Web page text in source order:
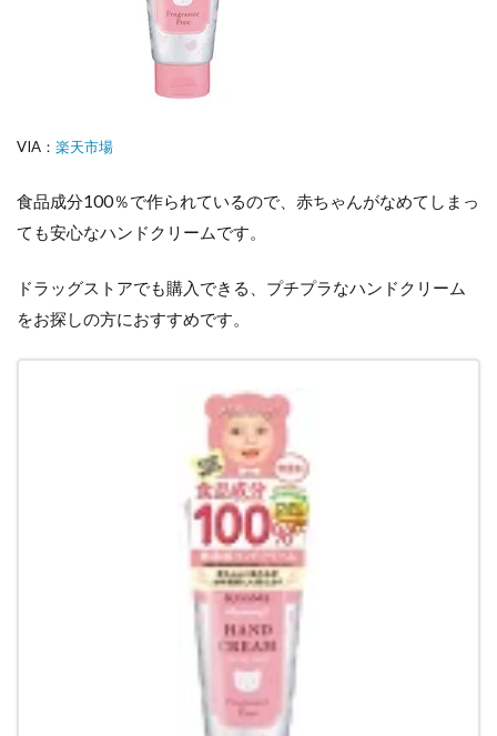
VIA： 楽天市場
食品成分100％で作られているので、赤ちゃんがなめてしまっ
ても安心なハンドクリームです。
ドラッグストアでも購入できる、プチプラなハンドクリーム
をお探しの方におすすめです。